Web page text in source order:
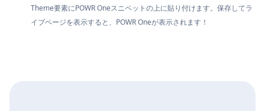
Theme要素にPOWR Oneスニペットの上に貼り付けます。保存してラ
イブページを表示すると、POWR Oneが表示されます！